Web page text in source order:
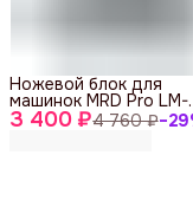
3 400 ₽4 760 ₽−29
Ножевой блок для
машинок MRD Pro LM-
MRD-FB, 45 мм